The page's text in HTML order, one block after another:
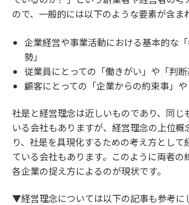
ので、一般的には以下のような要素が含ま
企業経営や事業活動における基本的な
勢」
従業員にとっての「働きがい」や「判断
顧客にとっての「企業からの約束事」や
社是と経営理念は近しいものであり、同じ
いる会社もありますが、経営理念の上位概
り、社是を具現化するための考え方として
ている会社もあります。このように両者の
各企業の捉え方によるのが現状です。
▼経営理念については以下の記事も参考に